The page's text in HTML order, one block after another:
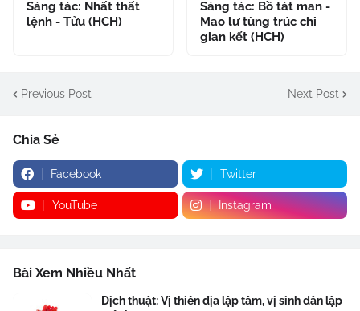
Sáng tác: Nhất thất
lệnh - Tửu (HCH)
Sáng tác: Bồ tát man -
Mao lư tùng trúc chi
gian kết (HCH)
Previous Post Next Post
Chia Sẻ
Facebook Twitter
YouTube Instagram
Bài Xem Nhiều Nhất
Dịch thuật: Vị thiên địa lập tâm, vị sinh dân lập